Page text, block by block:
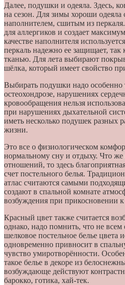
Далее, подушки и одеяла. Здесь,
на сезон. Для зимы хороши одеяла
наполнителем, сшитым из
для аллергиков и создает
качестве наполнителя
перкаль надежно ее защищает, так
тканью. Для лета выбирают
шёлка, который имеет свойство
Выбирать подушки надо особенно
остеохондрозе, нарушениях
кровообращения нельзя
при нарушениях дыхательной
иметь несколько подушек разных
жизни.
Это все о физиологическом
нормальному сну и отдыху. Что же
отношений, то здесь
счет постельного белья.
атлас считаются самыми
создают в спальной комнате
возбуждения при прикосновении
Красный цвет также считается
однако, надо помнить, что не
шелковое постельное белье цвета
одновременно привносит в
чувство умиротворённости.
такое белье в декоре из
возбуждающе действуют
барокко, готика, хай-тек.